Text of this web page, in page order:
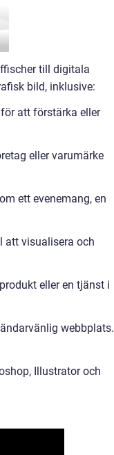
till digitala
bild, inklusive:
att förstärka eller
eller varumärke
ett evenemang, en
att visualisera och
eller en tjänst i
webbplats.
Illustrator och